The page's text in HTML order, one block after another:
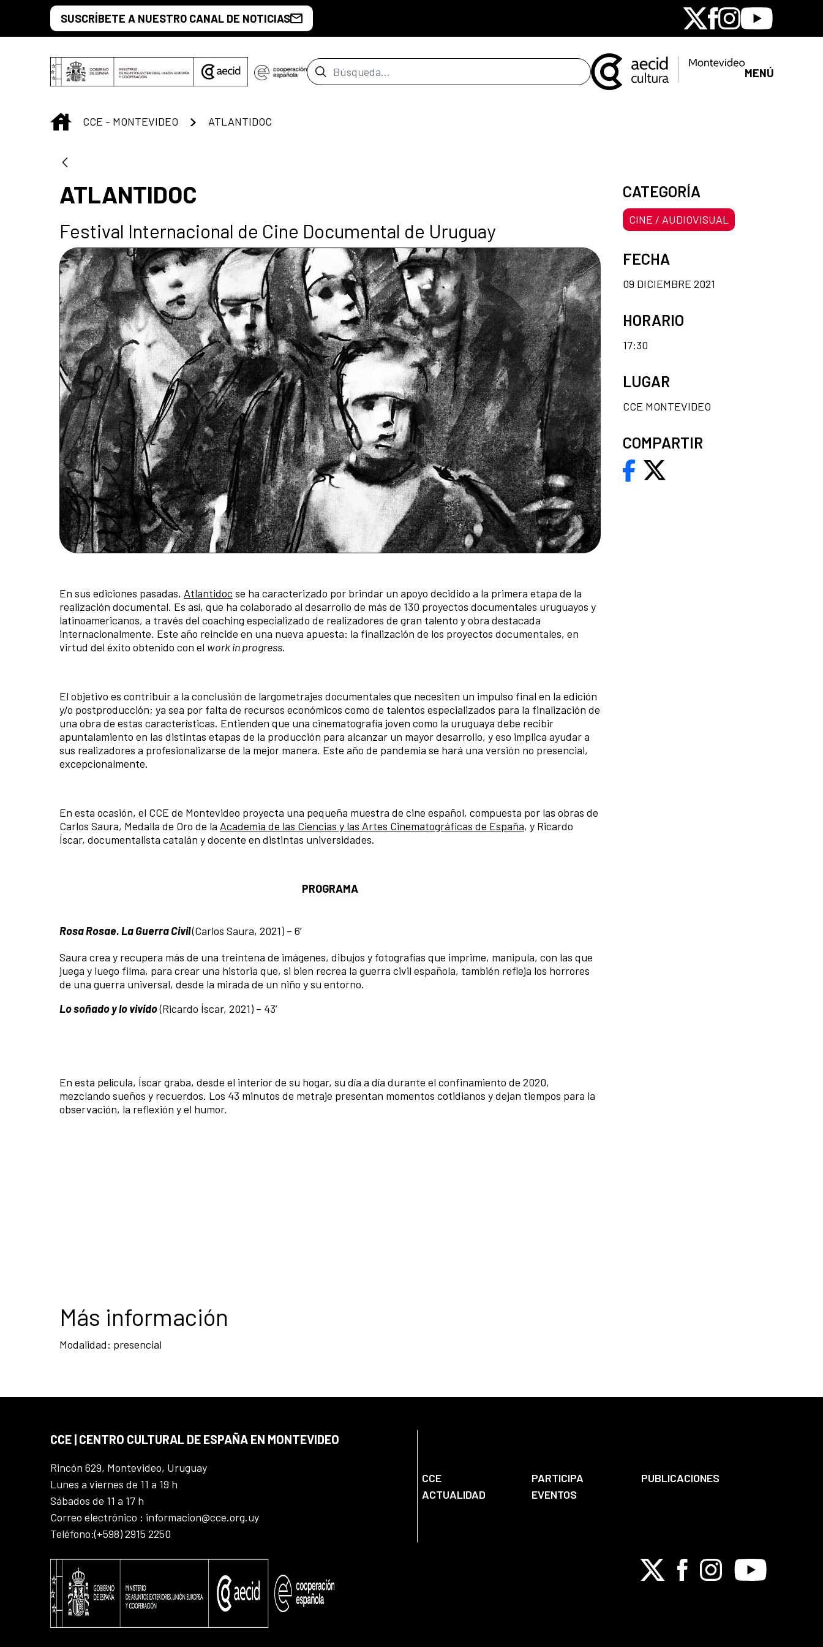
Saltar al contenido principal
SUSCRÍBETE A NUESTRO CANAL DE NOTICIAS X Facebook
Instagram
Youtube
Barra de búsqueda MENÚ
INICIO
CCE - MONTEVIDEO ATLANTIDOC
ATLANTIDOC
Festival Internacional de Cine Documental de Uruguay
En sus ediciones pasadas, Atlantidoc se ha caracterizado por brindar un apoyo decidido a la primera etapa de la
realización documental. Es así, que ha colaborado al desarrollo de más de 130 proyectos documentales uruguayos y
latinoamericanos, a través del coaching especializado de realizadores de gran talento y obra destacada
internacionalmente. Este año reincide en una nueva apuesta: la finalización de los proyectos documentales, en
virtud del éxito obtenido con el work in progress.
El objetivo es contribuir a la conclusión de largometrajes documentales que necesiten un impulso final en la edición
y/o postproducción; ya sea por falta de recursos económicos como de talentos especializados para la finalización de
una obra de estas características. Entienden que una cinematografía joven como la uruguaya debe recibir
apuntalamiento en las distintas etapas de la producción para alcanzar un mayor desarrollo, y eso implica ayudar a
sus realizadores a profesionalizarse de la mejor manera. Este año de pandemia se hará una versión no presencial,
excepcionalmente.
En esta ocasión, el CCE de Montevideo proyecta una pequeña muestra de cine español, compuesta por las obras de
Carlos Saura, Medalla de Oro de la Academia de las Ciencias y las Artes Cinematográficas de España, y Ricardo
Íscar, documentalista catalán y docente en distintas universidades.
PROGRAMA
Rosa Rosae. La Guerra Civil(Carlos Saura, 2021) – 6’
Saura crea y recupera más de una treintena de imágenes, dibujos y fotografías que imprime, manipula, con las que
juega y luego filma, para crear una historia que, si bien recrea la guerra civil española, también refleja los horrores
de una guerra universal, desde la mirada de un niño y su entorno.
Lo soñado y lo vivido(Ricardo Íscar, 2021) – 43’
En esta película, Íscar graba, desde el interior de su hogar, su día a día durante el confinamiento de 2020,
mezclando sueños y recuerdos. Los 43 minutos de metraje presentan momentos cotidianos y dejan tiempos para la
observación, la reflexión y el humor.
Más información
Modalidad: presencial
CATEGORÍA
CINE / AUDIOVISUAL
FECHA
09 DICIEMBRE 2021
HORARIO
17:30
LUGAR
CCE MONTEVIDEO
COMPARTIR
CCE | CENTRO CULTURAL DE ESPAÑA EN MONTEVIDEO
Rincón 629, Montevideo, Uruguay
Lunes a viernes de 11 a 19 h
Sábados de 11 a 17 h
Correo electrónico : informacion@cce.org.uy
Teléfono:(+598) 2915 2250
CCE PARTICIPA
PUBLICACIONES
ACTUALIDAD
EVENTOS
X FacebookInstagramYoutube